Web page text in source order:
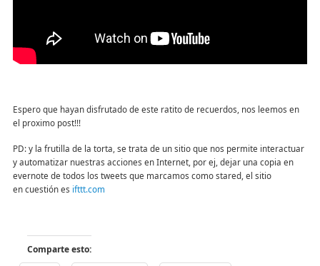
Espero que hayan disfrutado de este ratito de recuerdos, nos leemos en
el proximo post!!!
PD: y la frutilla de la torta, se trata de un sitio que nos permite interactuar
y automatizar nuestras acciones en Internet, por ej, dejar una copia en
evernote de todos los tweets que marcamos como stared, el sitio
en cuestión es ifttt.com
Comparte esto: